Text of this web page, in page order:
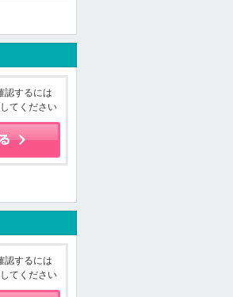
認するには
てください
認するには
てください